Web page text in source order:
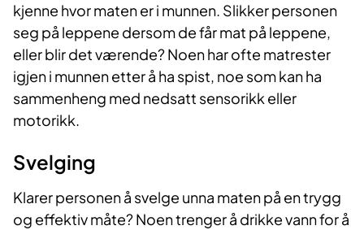
kjenne hvor maten er i munnen. Slikker personen
seg på leppene dersom de får mat på leppene,
eller blir det værende? Noen har ofte matrester
igjen i munnen etter å ha spist, noe som kan ha
sammenheng med nedsatt sensorikk eller
motorikk.​​​
Svelging
Klarer personen å svelge unna maten på en trygg
og effektiv måte? Noen trenger å drikke vann for å